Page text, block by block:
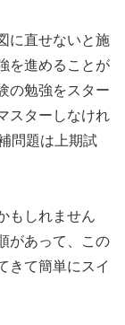
に直せないと施
を進めることが
の勉強をスター
スターしなけれ
問題は上期試
もしれません
があって、この
きて簡単にスイ